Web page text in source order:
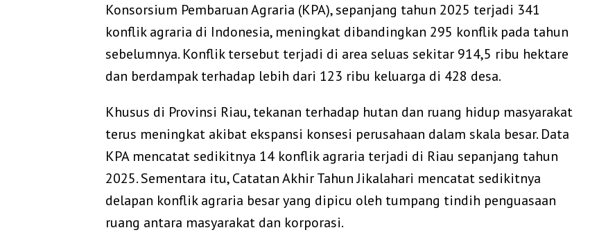
Konsorsium Pembaruan Agraria (KPA), sepanjang tahun 2025 terjadi 341
konflik agraria di Indonesia, meningkat dibandingkan 295 konflik pada tahun
sebelumnya. Konflik tersebut terjadi di area seluas sekitar 914,5 ribu hektare
dan berdampak terhadap lebih dari 123 ribu keluarga di 428 desa.
Khusus di Provinsi Riau, tekanan terhadap hutan dan ruang hidup masyarakat
terus meningkat akibat ekspansi konsesi perusahaan dalam skala besar. Data
KPA mencatat sedikitnya 14 konflik agraria terjadi di Riau sepanjang tahun
2025. Sementara itu, Catatan Akhir Tahun Jikalahari mencatat sedikitnya
delapan konflik agraria besar yang dipicu oleh tumpang tindih penguasaan
ruang antara masyarakat dan korporasi.